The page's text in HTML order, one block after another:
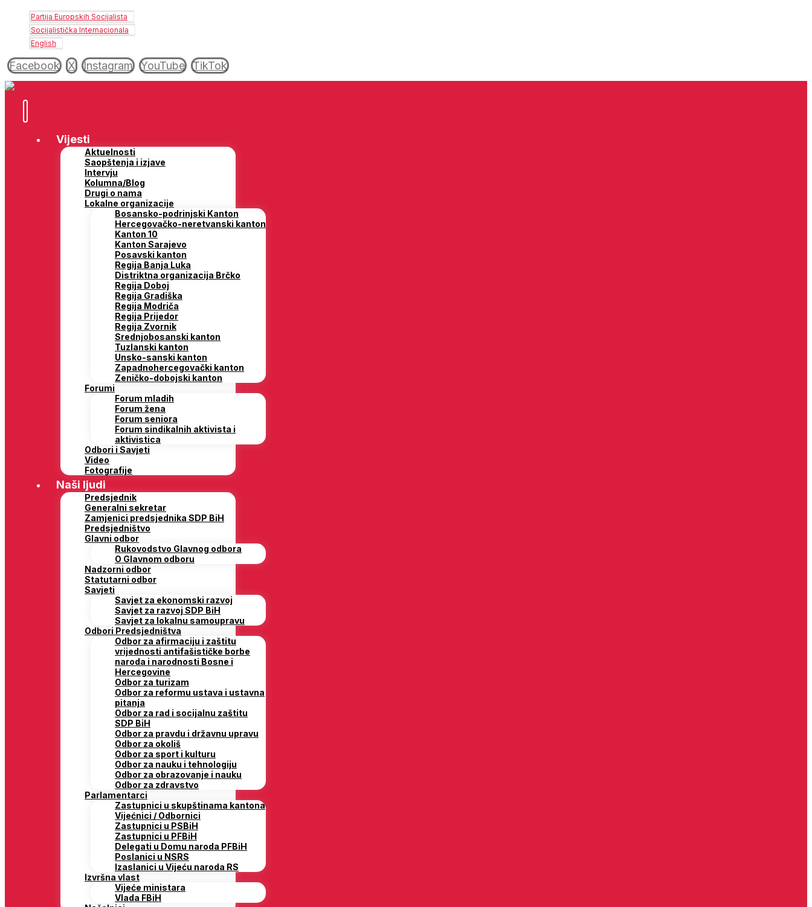
Partija Europskih Socijalista
Socijalistička Internacionala
English
Facebook X Instagram YouTube TikTok
Vijesti
Aktuelnosti
Saopštenja i izjave
Intervju
Kolumna/Blog
Drugi o nama
Lokalne organizacije
Bosansko-podrinjski Kanton
Hercegovačko-neretvanski kanton
Kanton 10
Kanton Sarajevo
Posavski kanton
Regija Banja Luka
Distriktna organizacija Brčko
Regija Doboj
Regija Gradiška
Regija Modriča
Regija Prijedor
Regija Zvornik
Srednjobosanski kanton
Tuzlanski kanton
Unsko-sanski kanton
Zapadnohercegovački kanton
Zeničko-dobojski kanton
Forumi
Forum mladih
Forum žena
Forum seniora
Forum sindikalnih aktivista i
aktivistica
Odbori i Savjeti
Video
Fotografije
Naši ljudi
Predsjednik
Generalni sekretar
Zamjenici predsjednika SDP BiH
Predsjedništvo
Glavni odbor
Rukovodstvo Glavnog odbora
O Glavnom odboru
Nadzorni odbor
Statutarni odbor
Savjeti
Savjet za ekonomski razvoj
Savjet za razvoj SDP BiH
Savjet za lokalnu samoupravu
Odbori Predsjedništva
Odbor za afirmaciju i zaštitu
vrijednosti antifašističke borbe
naroda i narodnosti Bosne i
Hercegovine
Odbor za turizam
Odbor za reformu ustava i ustavna
pitanja
Odbor za rad i socijalnu zaštitu
SDP BiH
Odbor za pravdu i državnu upravu
Odbor za okoliš
Odbor za sport i kulturu
Odbor za nauku i tehnologiju
Odbor za obrazovanje i nauku
Odbor za zdravstvo
Parlamentarci
Zastupnici u skupštinama kantona
Vijećnici / Odbornici
Zastupnici u PSBiH
Zastupnici u PFBiH
Delegati u Domu naroda PFBiH
Poslanici u NSRS
Izaslanici u Vijeću naroda RS
Izvršna vlast
Vijeće ministara
Vlada FBiH